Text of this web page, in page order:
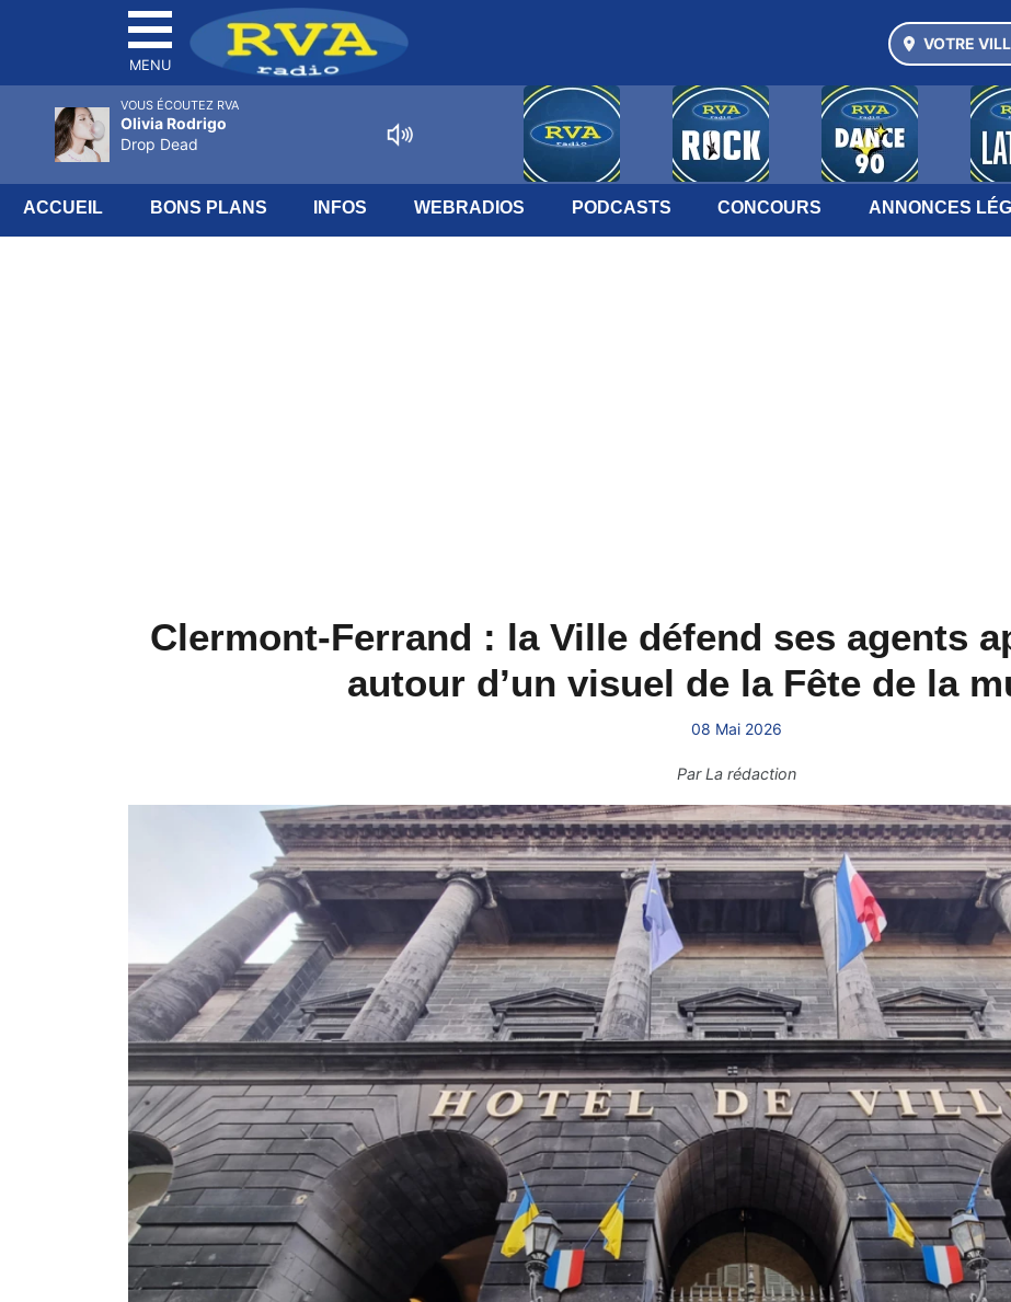
MENU
VOTRE
ACCUEIL BONS PLANS INFOS WEBRADIOS PODCASTS CONCOURS ANNONCES
Clermont-Ferrand : la Ville défend ses agents
autour d’un visuel de la Fête de la
08 Mai 2026
ParLa rédaction
VOUS ÉCOUTEZ RVA
Olivia Rodrigo
Drop Dead